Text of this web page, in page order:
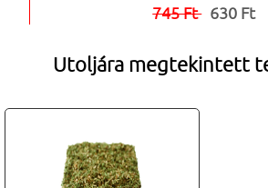
745 Ft 630 Ft
Utoljára megtekintett